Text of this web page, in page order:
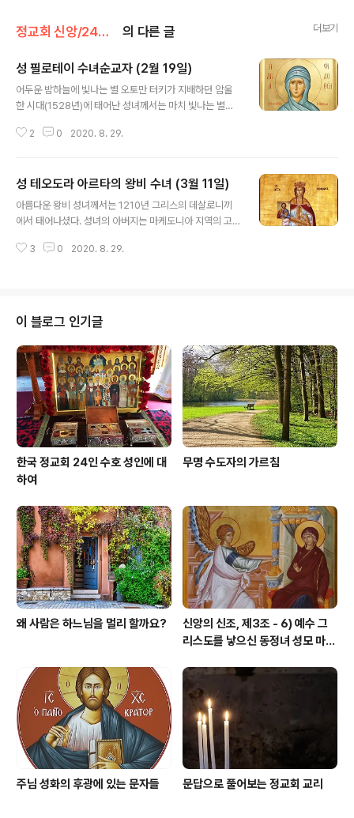
정교회 신앙/24인 수호성인 의 다른 글 더보기
성 필로테이 수녀순교자 (2월 19일)
어두운 밤하늘에 빛나는 별 오토만 터키가 지배하던 암울
한 시대(1528년)에 태어난 성녀께서는 마치 빛나는 별처
었으며, 위험에 처한 수많은 영혼들을 정의와 구원의 길로
을 때부터 고행과 금욕 그리고 관상(觀想 contemplatio
n) 생활에 특별한 관심을 나타내 보였다. 그러나 열두 살이
되자, 부모들이 힘들게 청원하여 얻은 상속녀로서 성녀의
고 폭력적인 성격을 지닌 사람이어서 성녀를 부당하게 학
2 0 2020. 8. 29.
성 테오도라 아르타의 왕비 수녀 (3월 11일)
아름다운 왕비 성녀께서는 1210년 그리스의 데살로니끼
에서 태어나셨다. 성녀의 아버지는 마케도니아 지역의 고
엘레니는 딸을 하느님의 말씀으로 양육하였으며, 성녀는
래 비잔틴 황제를 공격하였다. 그리고 콘스탄티노플을 약
탈하면서 야만적인 행위를 저질렀다. 이때 비잔티움의 황
제와 귀족들은 그 도시를 떠나 소아시아의 폰도스(Pontu
s)와 니케아 그리고 펠로폰네소스와 이피로스(Epirus: 그
리스의 서부지역) 등으로 흩어져서 통치하게 되었다. 123
0년 이런 정세 속에서 당시 이피로스 지역을 다..
3 0 2020. 8. 29.
이 블로그 인기글
한국 정교회 24인 수호 성인에 대
하여
무명 수도자의 가르침
왜 사람은 하느님을 멀리 할까요?
신앙의 신조, 제3조 - 6) 예수 그
리스도를 낳으신 동정녀 성모 마리
주님 성화의 후광에 있는 문자들 문답으로 풀어보는 정교회 교리